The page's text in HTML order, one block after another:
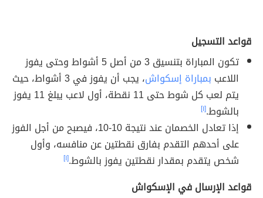
قواعد التسجيل
تكون المباراة بتنسيق 3 من أصل 5 أشواط وحتى يفوز
اللاعب بمباراة إسكواش
، يجب أن يفوز في 3 أشواط، حيث
يتم لعب كل شوط حتى 11 نقطة، أول لاعب يبلغ 11 يفوز
بالشوط.[١]
إذا تعادل الخصمان عند نتيجة 10-10، فيصبح من أجل الفوز
على أحدهم التقدم بفارق نقطتين عن منافسه، وأول
شخص يتقدم بمقدار نقطتين يفوز بالشوط.[١]
قواعد الإرسال في الإسكواش